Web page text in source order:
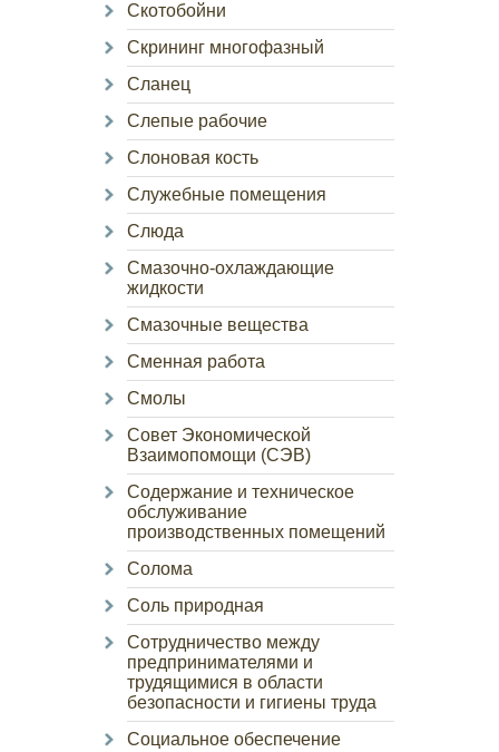
Скотобойни
Скрининг многофазный
Сланец
Слепые рабочие
Слоновая кость
Служебные помещения
Слюда
Смазочно-охлаждающие
жидкости
Смазочные вещества
Сменная работа
Смолы
Совет Экономической
Взаимопомощи (СЭВ)
Содержание и техническое
обслуживание
производственных помещений
Солома
Соль природная
Сотрудничество между
предпринимателями и
трудящимися в области
безопасности и гигиены труда
Социальное обеспечение